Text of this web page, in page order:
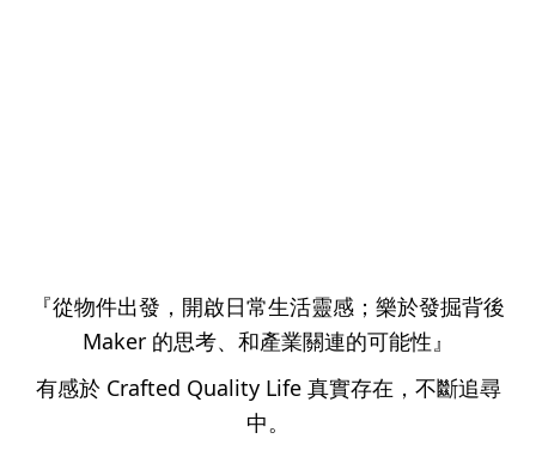
『從物件出發，開啟日常生活靈感；樂於發掘背後
Maker 的思考、和產業關連的可能性』
有感於 Crafted Quality Life 真實存在，不斷追尋
中。